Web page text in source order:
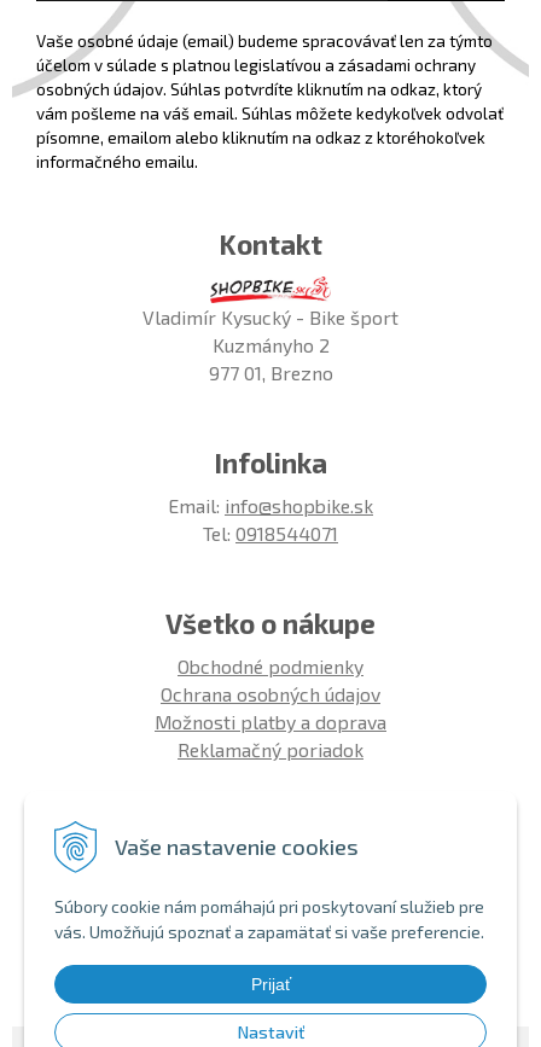
Vaše nastavenie cookies
Súbory cookie nám pomáhajú pri poskytovaní služieb pre
vás. Umožňujú spoznať a zapamätať si vaše preferencie.
Prijať
Nastaviť
Vaše osobné údaje (email) budeme spracovávať len za týmto
účelom v súlade s platnou legislatívou a zásadami ochrany
osobných údajov. Súhlas potvrdíte kliknutím na odkaz, ktorý
vám pošleme na váš email. Súhlas môžete kedykoľvek odvolať
písomne, emailom alebo kliknutím na odkaz z ktoréhokoľvek
informačného emailu.
Kontakt
Vladimír Kysucký - Bike šport
Kuzmányho 2
977 01, Brezno
Infolinka
Email: info@shopbike.sk
Tel: 0918544071
Všetko o nákupe
Obchodné podmienky
Ochrana osobných údajov
Možnosti platby a doprava
Reklamačný poriadok
Aký bicykel kúpiť 26' | 27,5' | 29'
Nákup na splátky
Bezhotovostná platba